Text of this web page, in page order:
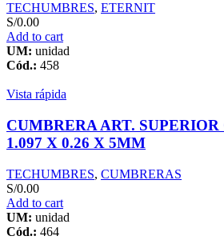
TECHUMBRES, ETERNIT
S/0.00
Add to cart
UM: unidad
Cód.: 458
Vista rápida
CUMBRERA ART.
1.097 X 0.26 X 5MM
TECHUMBRES, CUMBRERAS
S/0.00
Add to cart
UM: unidad
Cód.: 464